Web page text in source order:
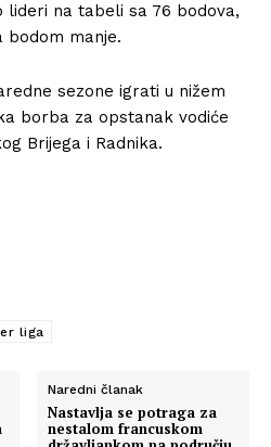
lideri na tabeli sa 76 bodova,
bodom manje.
sezone igrati u nižem
borba za opstanak vodiće
Brijega i Radnika.
liga
Naredni članak
Nastavlja se potraga za
nestalom francuskom